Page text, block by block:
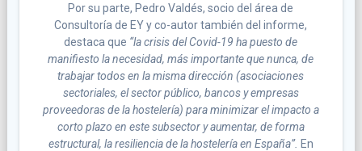
Por su parte, Pedro Valdés, socio del área de
Consultoría de EY y co-autor también del informe,
destaca que “la crisis del Covid-19 ha puesto de
manifiesto la necesidad, más importante que nunca, de
trabajar todos en la misma dirección (asociaciones
sectoriales, el sector público, bancos y empresas
proveedoras de la hostelería) para minimizar el impacto a
corto plazo en este subsector y aumentar, de forma
estructural, la resiliencia de la hostelería en España”. En